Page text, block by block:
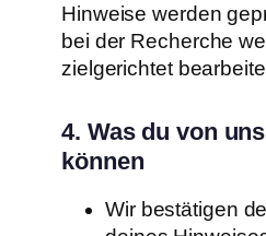
Hinweise werden
bei der Recherche
zielgerichtet
4. Was du von
können
Wir bestätigen